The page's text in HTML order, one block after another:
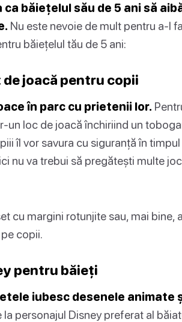
băiețelul său de 5 ani să
Nu este nevoie de mult pentru a-l
băiețelul tău de 5 ani:
de joacă pentru copii
în parc cu prietenii lor.
loc de joacă închiriind un
îl vor savura cu siguranță în
nu va trebui să pregătești multe
cu margini rotunjite sau, mai bine,
copii.
pentru băieți
iubesc desenele animate
personajul Disney preferat al